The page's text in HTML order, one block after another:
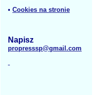
• Cookies na stronie
Napisz
propresssp@gmail.com